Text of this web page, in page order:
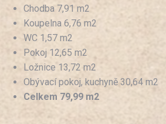
Chodba 7,91 m2
Koupelna 6,76 m2
WC 1,57 m2
Pokoj 12,65 m2
Ložnice 13,72 m2
Obývací pokoj, kuchyně 30,64 m2
Celkem 79,99 m2